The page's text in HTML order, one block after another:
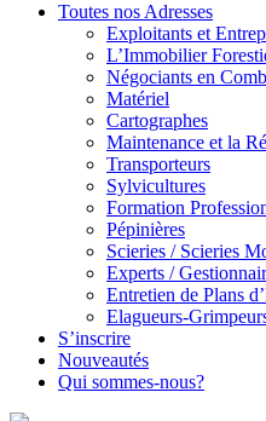
Toutes nos Adresses
Exploitants et
L’Immobilier
Négociants en
Matériel
Cartographes
Maintenance et la
Transporteurs
Sylvicultures
Formation
Pépinières
Scieries / Scieries
Experts /
Entretien de Plans
Elagueurs-
S’inscrire
Nouveautés
Qui sommes-nous?